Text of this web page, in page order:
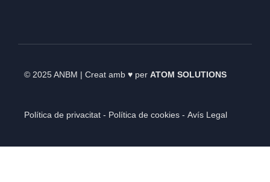
© 2025 ANBM | Creat amb ♥ per ATOM SOLUTIONS
Política de privacitat - Política de cookies - Avís Legal